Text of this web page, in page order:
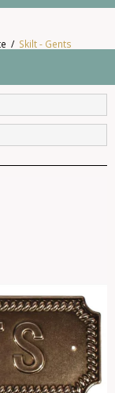
/ Skilt - Gents